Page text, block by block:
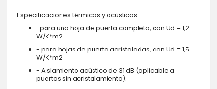
Especificaciones térmicas y acústicas:
-para una hoja de puerta completa, con Ud = 1,2
W/K*m2
- para hojas de puerta acristaladas, con Ud = 1,5
W/K*m2
- Aislamiento acústico de 31 dB (aplicable a
puertas sin acristalamiento).